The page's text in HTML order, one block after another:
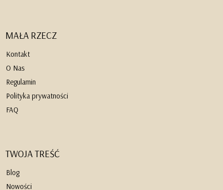
MAŁA RZECZ
Kontakt
O Nas
Regulamin
Polityka prywatności
FAQ
TWOJA TREŚĆ
Blog
Nowości